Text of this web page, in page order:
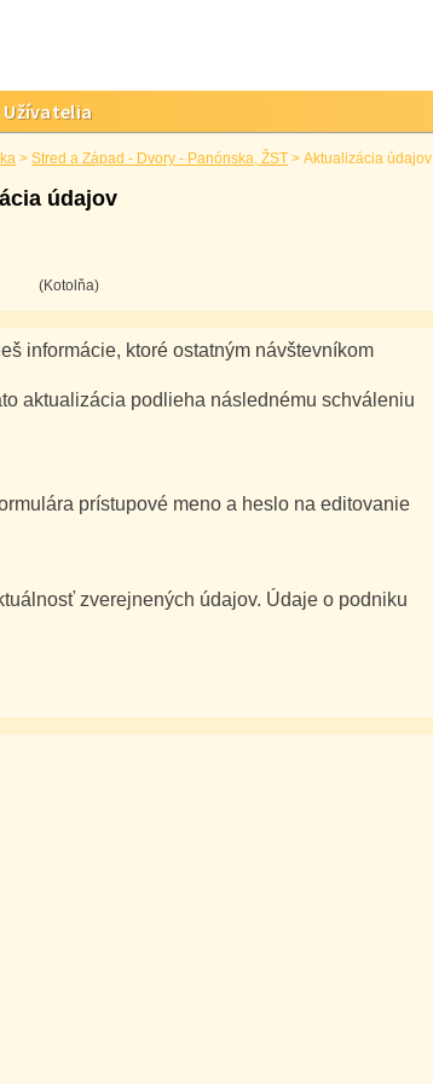
Užívatelia
> Stred a Západ - Dvory - Panónska, ŽST > Aktualizácia údajov
údajov
(Kotolňa)
informácie, ktoré ostatným návštevníkom
aktualizácia podlieha následnému schváleniu
prístupové meno a heslo na editovanie
zverejnených údajov. Údaje o podniku